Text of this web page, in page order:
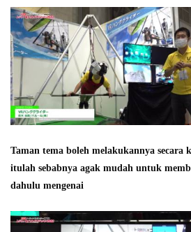
Taman tema boleh melakukannya secara
itulah sebabnya agak mudah untuk
dahulu mengenai